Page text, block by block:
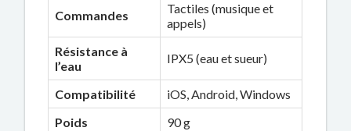
Commandes
Tactiles (musique et
appels)
Résistance à
l’eau
IPX5 (eau et sueur)
Compatibilité
iOS, Android, Windows
Poids
90 g